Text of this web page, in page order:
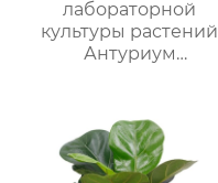
лабораторной
культуры растений
Антуриум